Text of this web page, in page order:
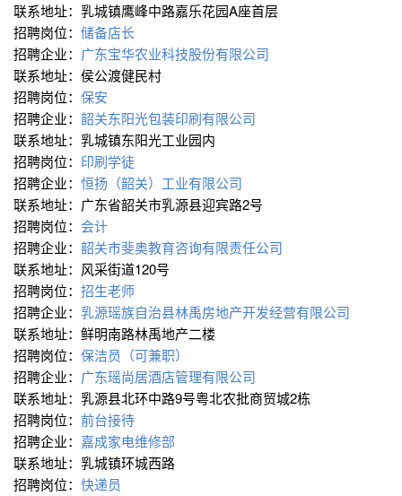
联系地址：乳城镇鹰峰中路嘉乐花园A座首层
招聘岗位： 储备店长
招聘企业： 广东宝华农业科技股份有限公司
联系地址：侯公渡健民村
招聘岗位： 保安
招聘企业： 韶关东阳光包装印刷有限公司
联系地址：乳城镇东阳光工业园内
招聘岗位： 印刷学徒
招聘企业： 恒扬（韶关）工业有限公司
联系地址：广东省韶关市乳源县迎宾路2号
招聘岗位： 会计
招聘企业： 韶关市斐奥教育咨询有限责任公司
联系地址：风采街道120号
招聘岗位： 招生老师
招聘企业： 乳源瑶族自治县林禹房地产开发经营有限公司
联系地址：鲜明南路林禹地产二楼
招聘岗位： 保洁员（可兼职）
招聘企业： 广东瑶尚居酒店管理有限公司
联系地址：乳源县北环中路9号粤北农批商贸城2栋
招聘岗位： 前台接待
招聘企业： 嘉成家电维修部
联系地址：乳城镇环城西路
招聘岗位： 快递员